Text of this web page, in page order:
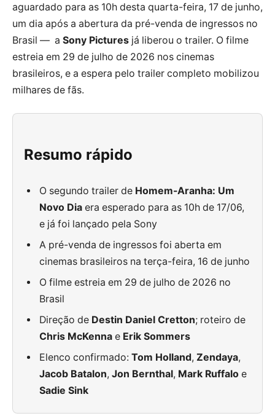
aguardado para as 10h desta quarta-feira, 17 de junho,
um dia após a abertura da pré-venda de ingressos no
Brasil — a Sony Pictures já liberou o trailer. O filme
estreia em 29 de julho de 2026 nos cinemas
brasileiros, e a espera pelo trailer completo mobilizou
milhares de fãs.
Resumo rápido
O segundo trailer de Homem-Aranha: Um
Novo Dia era esperado para as 10h de 17/06,
e já foi lançado pela Sony
A pré-venda de ingressos foi aberta em
cinemas brasileiros na terça-feira, 16 de junho
O filme estreia em 29 de julho de 2026 no
Brasil
Direção de Destin Daniel Cretton; roteiro de
Chris McKenna e Erik Sommers
Elenco confirmado:Tom Holland,Zendaya,
Jacob Batalon,Jon Bernthal, Mark Ruffalo e
Sadie Sink